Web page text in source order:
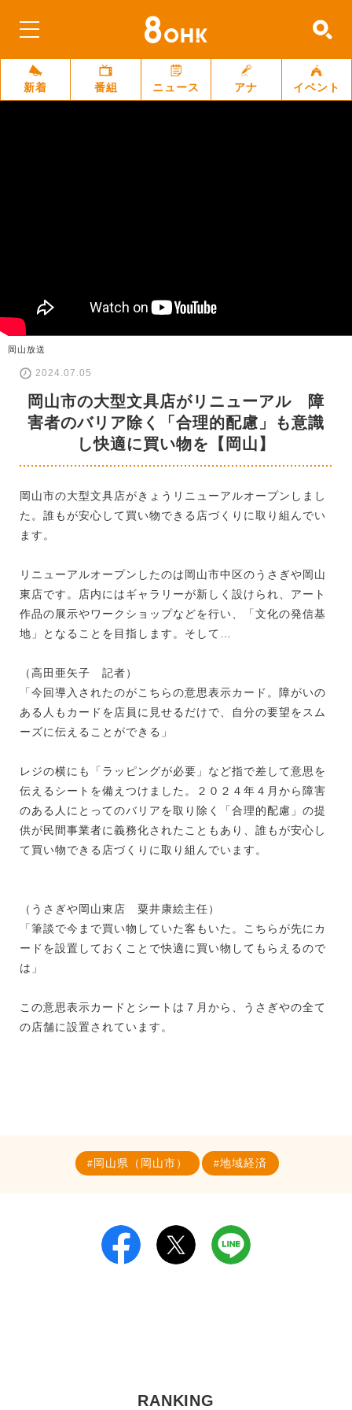
新着 番組 ニュース アナ イベント
岡山放送
2024.07.05
岡山市の大型文具店がリニューアル 障
害者のバリア除く「合理的配慮」も意識
し快適に買い物を【岡山】
岡山市の大型文具店がきょうリニューアルオープンしまし
た。誰もが安心して買い物できる店づくりに取り組んでい
ます。
リニューアルオープンしたのは岡山市中区のうさぎや岡山
東店です。店内にはギャラリーが新しく設けられ、アート
作品の展示やワークショップなどを行い、「文化の発信基
地」となることを目指します。そして…
（高田亜矢子 記者）
「今回導入されたのがこちらの意思表示カード。障がいの
ある人もカードを店員に見せるだけで、自分の要望をスム
ーズに伝えることができる」
レジの横にも「ラッピングが必要」など指で差して意思を
伝えるシートを備えつけました。２０２４年４月から障害
のある人にとってのバリアを取り除く「合理的配慮」の提
供が民間事業者に義務化されたこともあり、誰もが安心し
て買い物できる店づくりに取り組んでいます。
（うさぎや岡山東店 粟井康絵主任）
「筆談で今まで買い物していた客もいた。こちらが先にカ
ードを設置しておくことで快適に買い物してもらえるので
は」
この意思表示カードとシートは７月から、うさぎやの全て
の店舗に設置されています。
岡山県（岡山市） 地域経済
RANKING